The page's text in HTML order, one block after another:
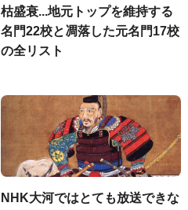
枯盛衰...地元トップを維持する
名門22校と凋落した元名門17校
の全リスト
NHK大河ではとても放送できな